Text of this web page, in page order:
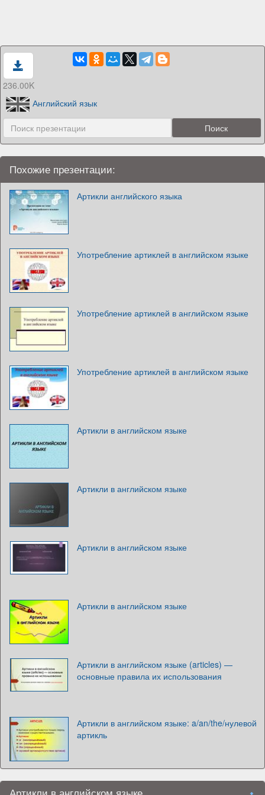
236.00K
Английский язык
Похожие презентации:
Артикли английского языка
Употребление артиклей в английском языке
Употребление артиклей в английском языке
Употребление артиклей в английском языке
Артикли в английском языке
Артикли в английском языке
Артикли в английском языке
Артикли в английском языке
Артикли в английском языке (articles) —
основные правила их использования
Артикли в английском языке: a/an/the/нулевой
артикль